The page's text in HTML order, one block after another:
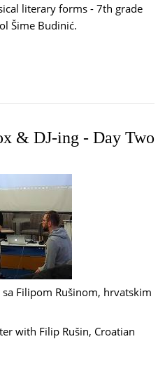
literary forms - 7th grade
Šime Budinić.
& DJ-ing - Day Two
sa Filipom Rušinom, hrvatskim
with Filip Rušin, Croatian